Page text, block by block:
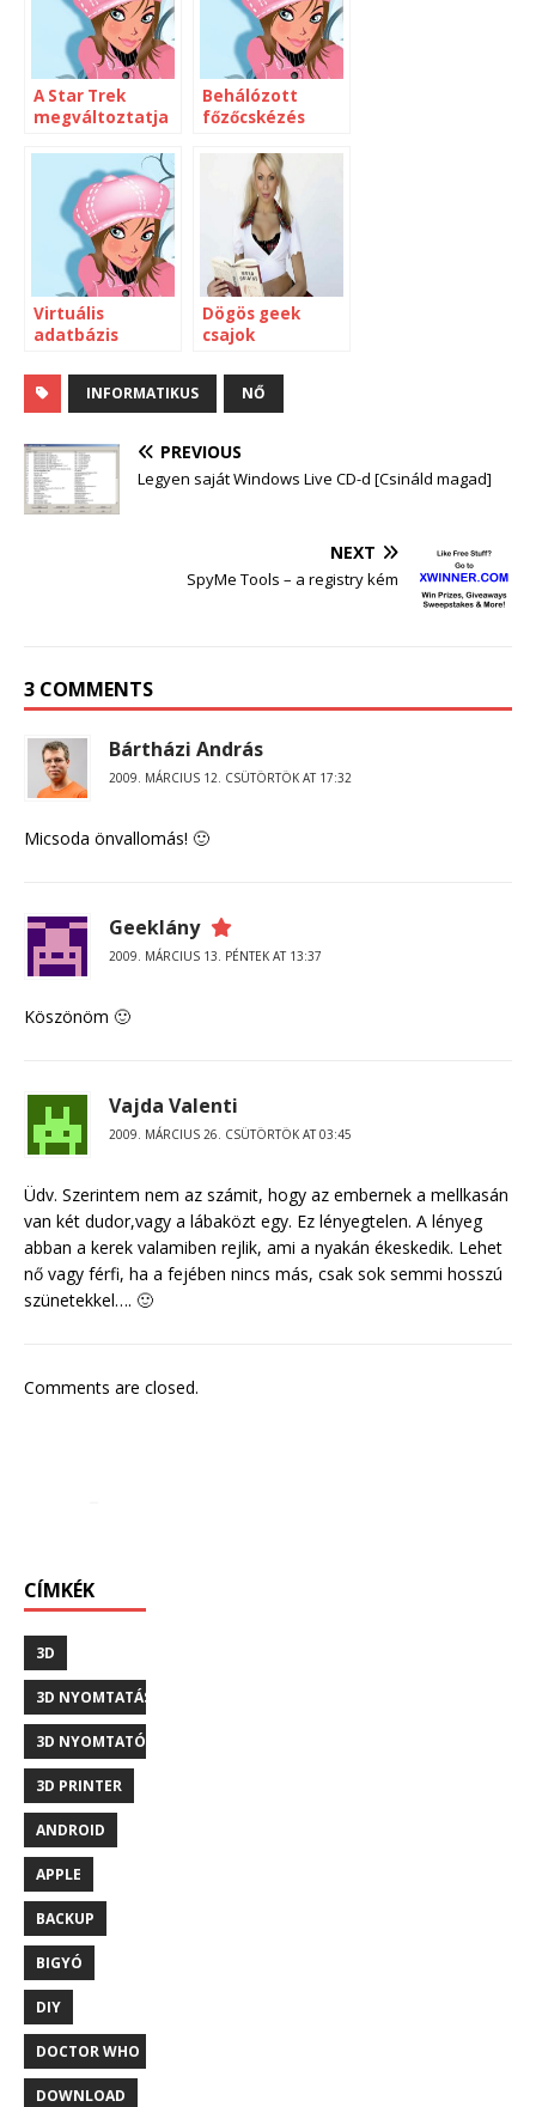
A Star Trek
megváltoztatja
Behálózott
főzőcskézés
Virtuális
adatbázis
Dögös geek
csajok
INFORMATIKUS NŐ
PREVIOUS
Legyen saját Windows Live CD-d [Csináld magad]
NEXT
SpyMe Tools – a registry kém
3 COMMENTS
Bártházi András
2009. MÁRCIUS 12. CSÜTÖRTÖK AT 17:32
Micsoda önvallomás! 🙂
Geeklány
2009. MÁRCIUS 13. PÉNTEK AT 13:37
Köszönöm 🙂
Vajda Valenti
2009. MÁRCIUS 26. CSÜTÖRTÖK AT 03:45
Üdv. Szerintem nem az számit, hogy az embernek a mellkasán
van két dudor,vagy a lábaközt egy. Ez lényegtelen. A lényeg
abban a kerek valamiben rejlik, ami a nyakán ékeskedik. Lehet
nő vagy férfi, ha a fejében nincs más, csak sok semmi hosszú
szünetekkel…. 🙂
Comments are closed.
CÍMKÉK
3D
3D NYOMTATÁS
3D NYOMTATÓ
3D PRINTER
ANDROID
APPLE
BACKUP
BIGYÓ
DIY
DOCTOR WHO
DOWNLOAD